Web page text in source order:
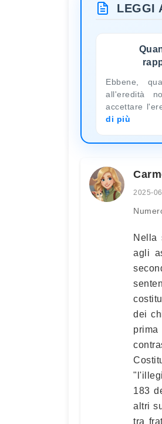
LEGGI
Ebbene,
all'eredità
accettare
di più
2025-
Nella
agli
dei
183
altri
tra